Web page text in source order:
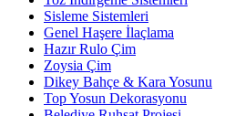
Sisleme Sistemleri
Genel Haşere İlaçlama
Hazır Rulo Çim
Zoysia Çim
Dikey Bahçe & Kara Yosunu
Top Yosun Dekorasyonu